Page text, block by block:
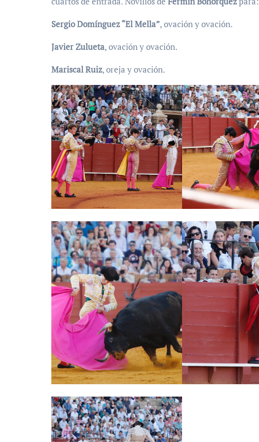
Sergio Domínguez “El Mella”, ovación y ovación.
Javier Zulueta, ovación y ovación.
Mariscal Ruiz, oreja y ovación.